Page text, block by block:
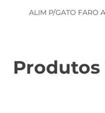
ALIM P/GATO FARO
Produtos